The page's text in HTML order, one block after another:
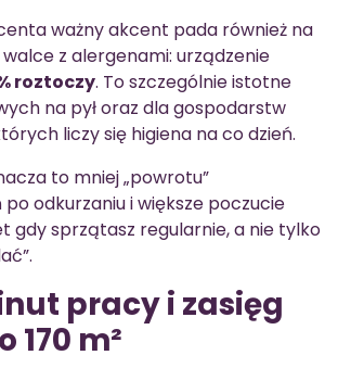
ważny akcent pada również na
z alergenami: urządzenie
roztoczy. To szczególnie istotne
na pył oraz dla gospodarstw
liczy się higiena na co dzień.
to mniej „powrotu”
odkurzaniu i większe poczucie
gdy sprzątasz regularnie, a nie tylko
pracy i zasięg
170 m²